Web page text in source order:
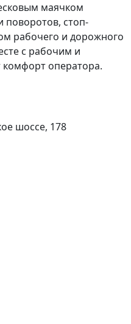
маячком
поворотов, стоп-
рабочего и дорожного
с рабочим и
оператора.
шоссе, 178